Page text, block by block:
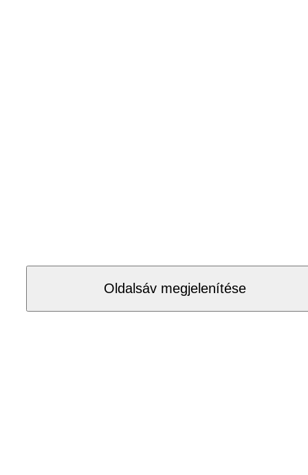
Oldalsáv megjelenítése